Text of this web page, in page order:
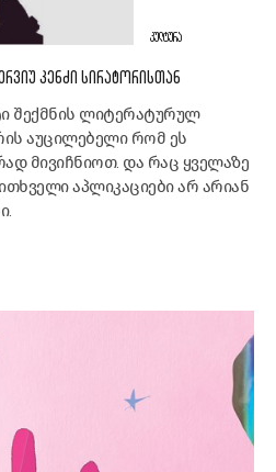
ᲙᲣᲚᲢᲣᲠᲐ
ᲙᲔᲜᲫᲘ ᲡᲘᲠᲐᲢᲝᲠᲘᲡᲗᲐᲜ
შექმნის ლიტერატურულ
აუცილებელი რომ ეს
მივიჩნიოთ. და რაც ყველაზე
აპლიკაციები არ არიან